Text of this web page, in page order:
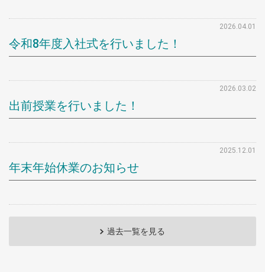
2026.04.01
令和8年度入社式を行いました！
2026.03.02
出前授業を行いました！
2025.12.01
年末年始休業のお知らせ
過去一覧を見る